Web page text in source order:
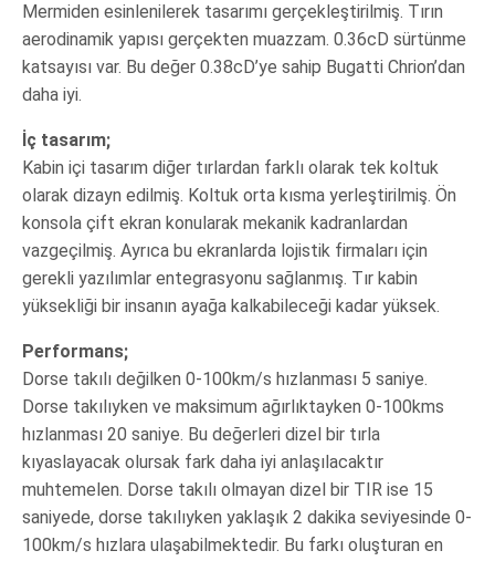
Mermiden esinlenilerek tasarımı gerçekleştirilmiş. Tırın
aerodinamik yapısı gerçekten muazzam. 0.36cD sürtünme
katsayısı var. Bu değer 0.38cD’ye sahip Bugatti Chrion’dan
daha iyi.
İç tasarım;
Kabin içi tasarım diğer tırlardan farklı olarak tek koltuk
olarak dizayn edilmiş. Koltuk orta kısma yerleştirilmiş. Ön
konsola çift ekran konularak mekanik kadranlardan
vazgeçilmiş. Ayrıca bu ekranlarda lojistik firmaları için
gerekli yazılımlar entegrasyonu sağlanmış. Tır kabin
yüksekliği bir insanın ayağa kalkabileceği kadar yüksek.
Performans;
Dorse takılı değilken 0-100km/s hızlanması 5 saniye.
Dorse takılıyken ve maksimum ağırlıktayken 0-100kms
hızlanması 20 saniye. Bu değerleri dizel bir tırla
kıyaslayacak olursak fark daha iyi anlaşılacaktır
muhtemelen. Dorse takılı olmayan dizel bir TIR ise 15
saniyede, dorse takılıyken yaklaşık 2 dakika seviyesinde 0-
100km/s hızlara ulaşabilmektedir. Bu farkı oluşturan en